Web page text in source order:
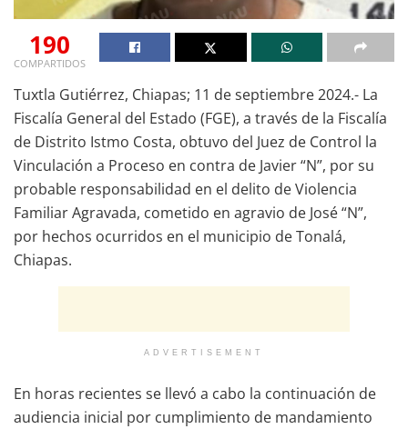
190
COMPARTIDOS
Tuxtla Gutiérrez, Chiapas; 11 de septiembre 2024.- La
Fiscalía General del Estado (FGE), a través de la Fiscalía
de Distrito Istmo Costa, obtuvo del Juez de Control la
Vinculación a Proceso en contra de Javier “N”, por su
probable responsabilidad en el delito de Violencia
Familiar Agravada, cometido en agravio de José “N”,
por hechos ocurridos en el municipio de Tonalá,
Chiapas.
ADVERTISEMENT
En horas recientes se llevó a cabo la continuación de
audiencia inicial por cumplimiento de mandamiento